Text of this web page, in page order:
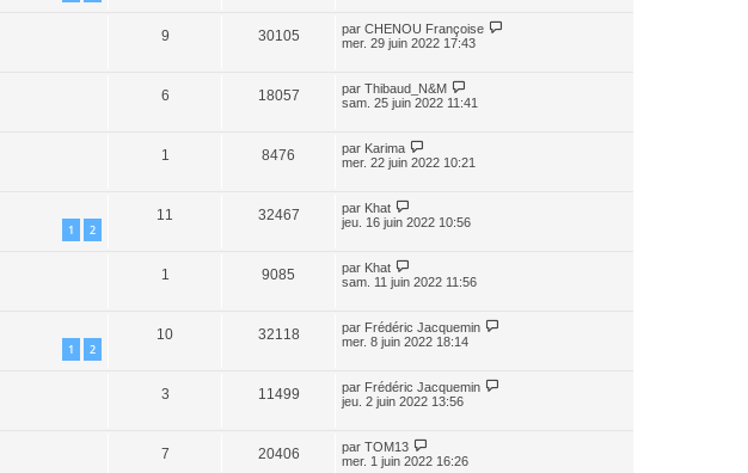
9 30105 par CHENOU Françoise
mer. 29 juin 2022 17:43
6 18057 par Thibaud_N&M
sam. 25 juin 2022 11:41
1 8476 par Karima
mer. 22 juin 2022 10:21
1 2
11 32467 par Khat
jeu. 16 juin 2022 10:56
1 9085 par Khat
sam. 11 juin 2022 11:56
1 2
10 32118 par Frédéric Jacquemin
mer. 8 juin 2022 18:14
3 11499 par Frédéric Jacquemin
jeu. 2 juin 2022 13:56
7 20406 par TOM13
mer. 1 juin 2022 16:26